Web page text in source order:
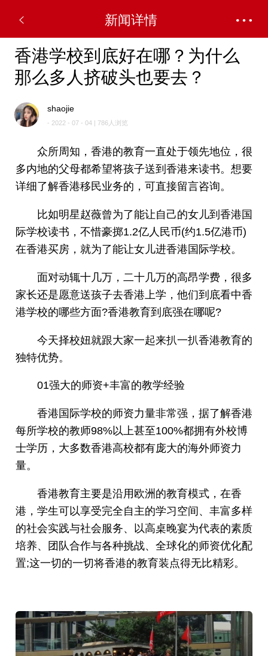
新闻详情
香港学校到底好在哪？为什么
那么多人挤破头也要去？
shaojie
- 2022 - 07 - 04 | 786人浏览
众所周知，香港的教育一直处于领先地位，很
多内地的父母都希望将孩子送到香港来读书。想要
详细了解香港移民业务的，可直接留言咨询。
比如明星赵薇曾为了能让自己的女儿到香港国
际学校读书，不惜豪掷1.2亿人民币(约1.5亿港币)
在香港买房，就为了能让女儿进香港国际学校。
面对动辄十几万，二十几万的高昂学费，很多
家长还是愿意送孩子去香港上学，他们到底看中香
港学校的哪些方面?香港教育到底强在哪呢?
今天择校妞就跟大家一起来扒一扒香港教育的
独特优势。
01强大的师资+丰富的教学经验
香港国际学校的师资力量非常强，据了解香港
每所学校的教师98%以上甚至100%都拥有外校博
士学历，大多数香港高校都有庞大的海外师资力
量。
香港教育主要是沿用欧洲的教育模式，在香
港，学生可以享受完全自主的学习空间、丰富多样
的社会实践与社会服务、以高桌晚宴为代表的素质
培养、团队合作与各种挑战、全球化的师资优化配
置;这一切的一切将香港的教育装点得无比精彩。